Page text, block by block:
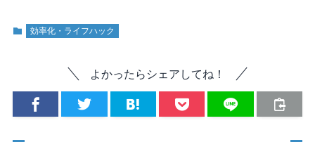
効率化・ライフハック
よかったらシェアしてね！